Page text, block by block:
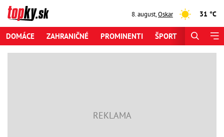
8. august,Oskar 31 °C
DOMÁCE ZAHRANIČNÉ PROMINENTI ŠPORT